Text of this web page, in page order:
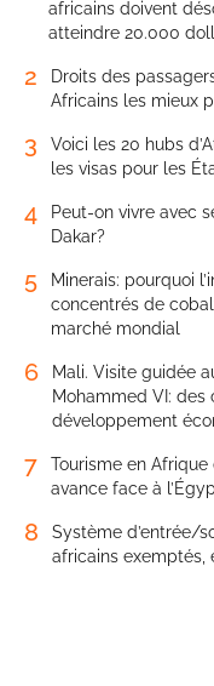
africains doivent
atteindre 20.000
2
Droits des
Africains les mieux
3
Voici les 20 hubs
les visas pour les
4
Peut-on vivre avec
Dakar?
5
Minerais: pourquoi
concentrés de
marché mondial
6
Mali. Visite guidée
Mohammed VI:
développement
7
Tourisme en
avance face à
8
Système d’entrée/
africains exemptés,